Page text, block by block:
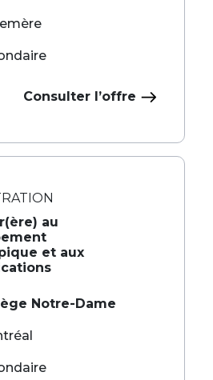
Consulter l’offre
au
et aux
Notre-Dame